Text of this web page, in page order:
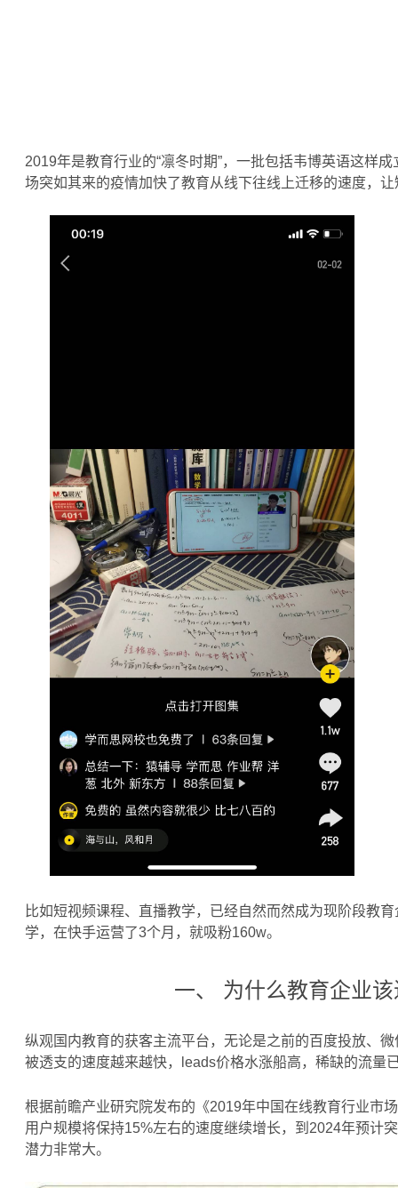
2019年是教育行业的“凛冬时期”，一批包括韦博英语这样
场突如其来的疫情加快了教育从线下往线上迁移的速度，
比如短视频课程、直播教学，已经自然而然成为现阶段教
学，在快手运营了3个月，就吸粉160w。
一、 为什么教育企业
纵观国内教育的获客主流平台，无论是之前的百度投放、
被透支的速度越来越快，leads价格水涨船高，稀缺的流量
根据前瞻产业研究院发布的《2019年中国在线教育行业市
用户规模将保持15%左右的速度继续增长，到2024年预计
潜力非常大。